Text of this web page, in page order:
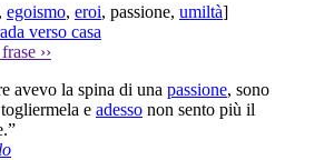
, egoismo, eroi, passione, umiltà]
verso casa
››
avevo la spina di una passione, sono
e adesso non sento più il